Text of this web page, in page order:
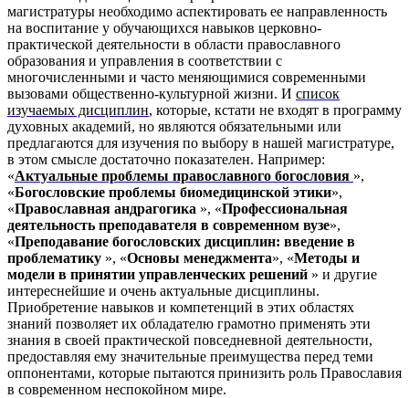
магистратуры необходимо аспектировать ее направленность
на воспитание у обучающихся навыков церковно-
практической деятельности в области православного
образования и управления в соответствии с
многочисленными и часто меняющимися современными
вызовами общественно-культурной жизни. И список
изучаемых дисциплин, которые, кстати не входят в программу
духовных академий, но являются обязательными или
предлагаются для изучения по выбору в нашей магистратуре,
в этом смысле достаточно показателен. Например:
«Актуальные проблемы православного богословия »,
«Богословские проблемы биомедицинской этики»,
«Православная андрагогика », «Профессиональная
деятельность преподавателя в современном вузе»,
«Преподавание богословских дисциплин: введение в
проблематику », «Основы менеджмента», «Методы и
модели в принятии управленческих решений » и другие
интереснейшие и очень актуальные дисциплины.
Приобретение навыков и компетенций в этих областях
знаний позволяет их обладателю грамотно применять эти
знания в своей практической повседневной деятельности,
предоставляя ему значительные преимущества перед теми
оппонентами, которые пытаются принизить роль Православия
в современном неспокойном мире.